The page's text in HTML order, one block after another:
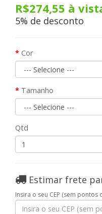
R$274,55 à
5% de desconto
Cor
Tamanho
Qtd
Estimar frete
Insira o seu CEP (sem pontos